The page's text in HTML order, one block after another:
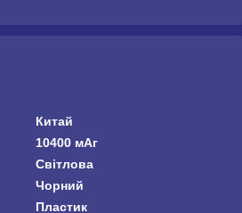
Китай
10400 мАг
Світлова
Чорний
Пластик